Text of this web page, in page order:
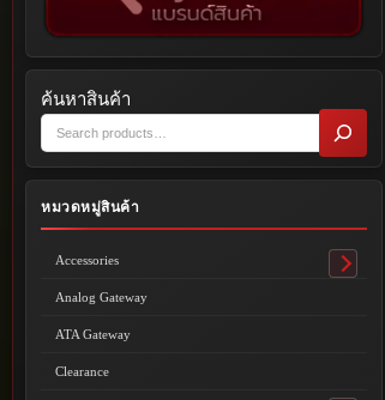
ค้นหาสินค้า
หมวดหมู่สินค้า
Accessories
Toggle
Analog Gateway
ATA Gateway
Clearance